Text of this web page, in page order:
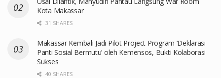
Kota Makassar
31 SHARES
Makassar Kembali Jadi Pilot Project Program ‘Deklarasi
Panti Sosial Bermutu’ oleh Kemensos, Bukti Kolaborasi
Sukses
40 SHARES